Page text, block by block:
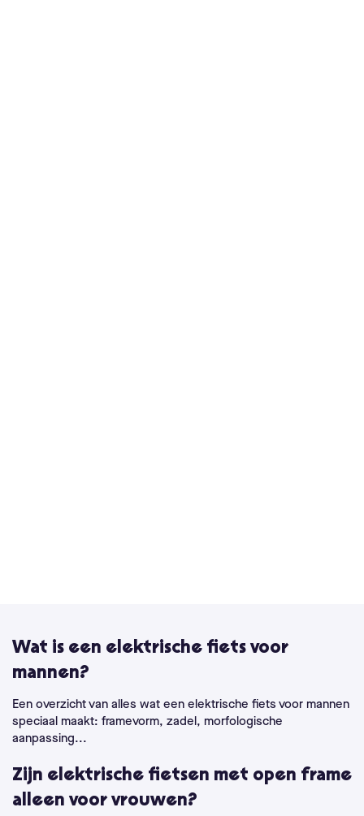
Wat is een elektrische fiets voor
mannen?
Een overzicht van alles wat een elektrische fiets voor mannen
speciaal maakt: framevorm, zadel, morfologische
aanpassing...
Zijn elektrische fietsen met open frame
alleen voor vrouwen?